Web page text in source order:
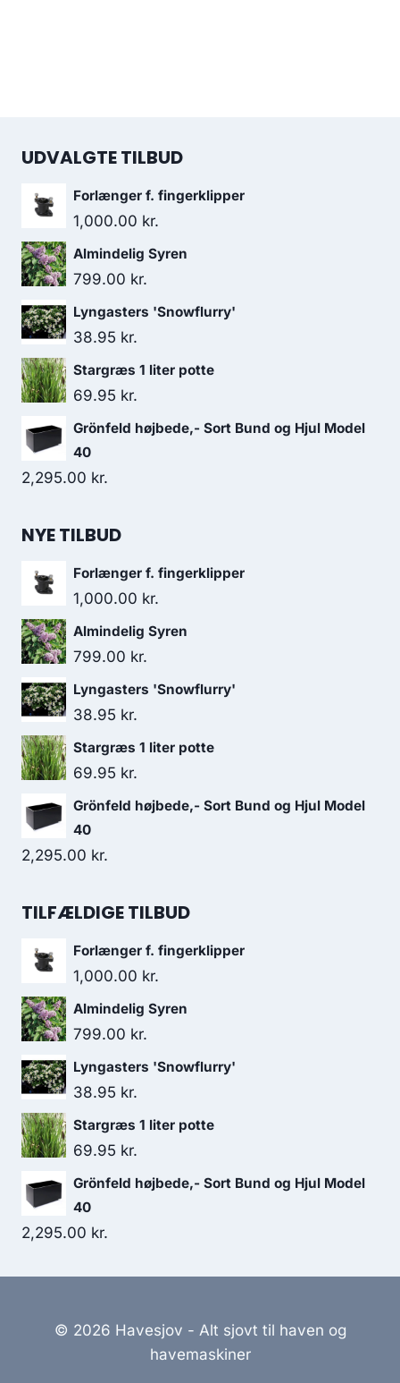
UDVALGTE TILBUD
Forlænger f. fingerklipper
1,000.00 kr.
Almindelig Syren
799.00 kr.
Lyngasters 'Snowflurry'
38.95 kr.
Stargræs 1 liter potte
69.95 kr.
Grönfeld højbede,- Sort Bund og Hjul Model
40
2,295.00 kr.
NYE TILBUD
Forlænger f. fingerklipper
1,000.00 kr.
Almindelig Syren
799.00 kr.
Lyngasters 'Snowflurry'
38.95 kr.
Stargræs 1 liter potte
69.95 kr.
Grönfeld højbede,- Sort Bund og Hjul Model
40
2,295.00 kr.
TILFÆLDIGE TILBUD
Forlænger f. fingerklipper
1,000.00 kr.
Almindelig Syren
799.00 kr.
Lyngasters 'Snowflurry'
38.95 kr.
Stargræs 1 liter potte
69.95 kr.
Grönfeld højbede,- Sort Bund og Hjul Model
40
2,295.00 kr.
© 2026 Havesjov - Alt sjovt til haven og
havemaskiner